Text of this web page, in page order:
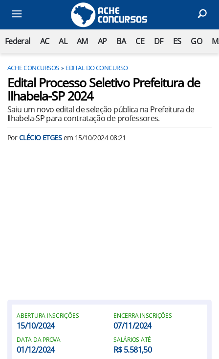
Federal AC AL AM AP BA CE DF ES GO
ACHE CONCURSOS EDITAL DO CONCURSO
Edital Processo Seletivo Prefeitura de
Ilhabela-SP 2024
Saiu um novo edital de seleção pública na Prefeitura de
Ilhabela-SP para contratação de professores.
PorCLÉCIO ETGESem 15/10/2024 08:21
ABERTURA INSCRIÇÕES
15/10/2024
ENCERRA INSCRIÇÕES
07/11/2024
DATA DA PROVA
01/12/2024
SALÁRIOS ATÉ
R$ 5.581,50